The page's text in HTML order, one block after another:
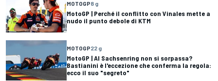
MOTOGP8 g
MotoGP | Perché il conflitto con Vinales mette a
nudo il punto debole di KTM
MOTOGP22 g
MotoGP | Al Sachsenring non si sorpassa?
Bastianini è l'eccezione che conferma la regola:
ecco il suo "segreto"